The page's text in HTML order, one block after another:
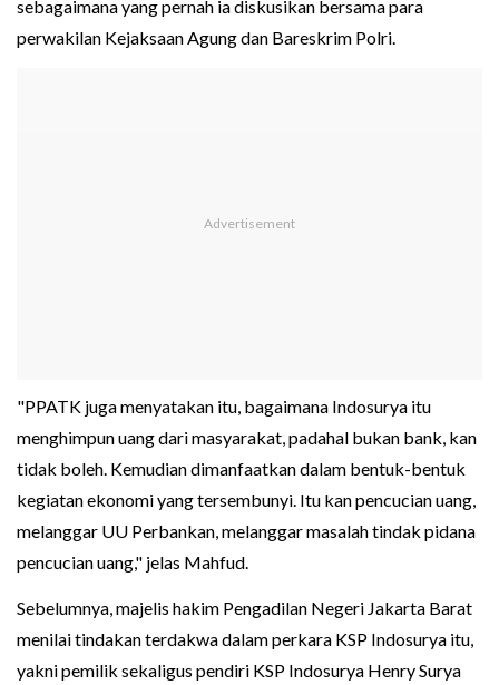
sebagaimana yang pernah ia diskusikan bersama para
perwakilan Kejaksaan Agung dan Bareskrim Polri.
"PPATK juga menyatakan itu, bagaimana Indosurya itu
menghimpun uang dari masyarakat, padahal bukan bank, kan
tidak boleh. Kemudian dimanfaatkan dalam bentuk-bentuk
kegiatan ekonomi yang tersembunyi. Itu kan pencucian uang,
melanggar UU Perbankan, melanggar masalah tindak pidana
pencucian uang," jelas Mahfud.
Sebelumnya, majelis hakim Pengadilan Negeri Jakarta Barat
menilai tindakan terdakwa dalam perkara KSP Indosurya itu,
yakni pemilik sekaligus pendiri KSP Indosurya Henry Surya